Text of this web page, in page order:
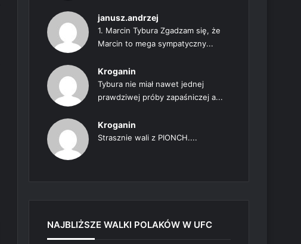
janusz.andrzej
1. Marcin Tybura Zgadzam się, że
Marcin to mega sympatyczny...
Kroganin
Tybura nie miał nawet jednej
prawdziwej próby zapaśniczej a...
Kroganin
Strasznie wali z PIONCH....
NAJBLIŻSZE WALKI POLAKÓW W UFC